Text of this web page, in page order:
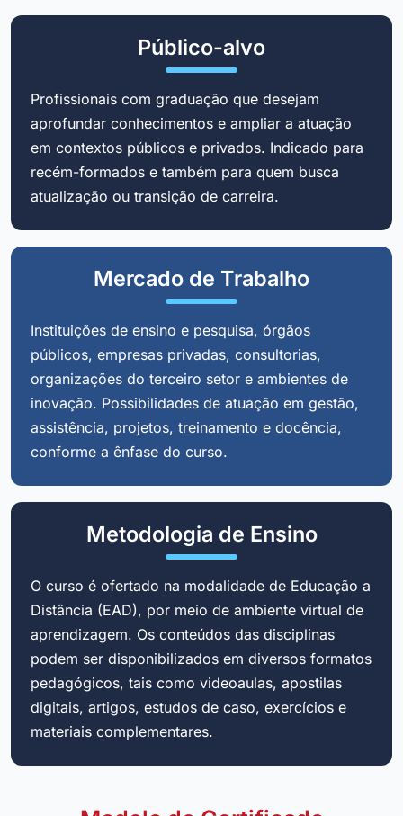
Público-alvo
Profissionais com graduação que desejam
aprofundar conhecimentos e ampliar a atuação
em contextos públicos e privados. Indicado para
recém-formados e também para quem busca
atualização ou transição de carreira.
Mercado de Trabalho
Instituições de ensino e pesquisa, órgãos
públicos, empresas privadas, consultorias,
organizações do terceiro setor e ambientes de
inovação. Possibilidades de atuação em gestão,
assistência, projetos, treinamento e docência,
conforme a ênfase do curso.
Metodologia de Ensino
O curso é ofertado na modalidade de Educação a
Distância (EAD), por meio de ambiente virtual de
aprendizagem. Os conteúdos das disciplinas
podem ser disponibilizados em diversos formatos
pedagógicos, tais como videoaulas, apostilas
digitais, artigos, estudos de caso, exercícios e
materiais complementares.